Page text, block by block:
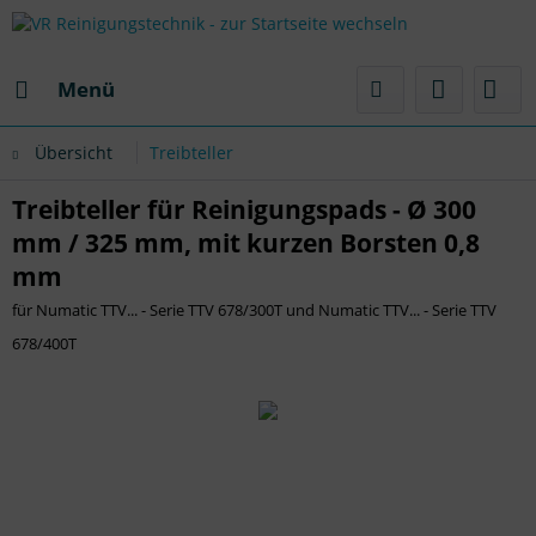
Menü
Übersicht Treibteller
Treibteller für Reinigungspads - Ø 300
mm / 325 mm, mit kurzen Borsten 0,8
mm
für Numatic TTV... - Serie TTV 678/300T und Numatic TTV... - Serie TTV
678/400T